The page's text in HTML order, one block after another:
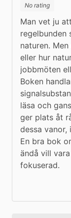
No rating
Man vet ju
regelbunden
naturen.
eller hur
jobbmöten
Boken
läsa och
ger plats åt
dessa vanor,
En bra bok
ändå vill
fokuserad.